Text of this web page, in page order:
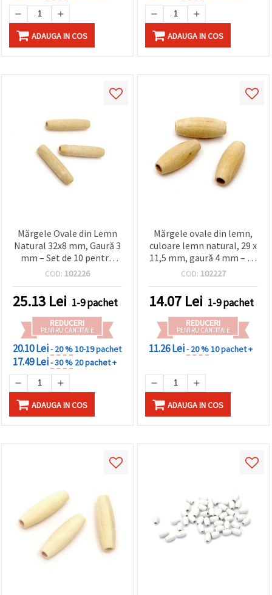
ADAUGA IN COS ADAUGA IN COS
Mărgele Ovale din Lemn
Natural 32x8 mm, Gaură 3
mm – Set de 10 pentru
Bijuterii, Brățări, Coliere,
DIY
COD: 102226
25.13 Lei 1-9 pachet
REDUCERI
PENTRU CANTITATE
20.10 Lei- 20 %10-19 pachet
17.49 Lei- 30 % 20 pachet +
ADAUGA IN COS
Mărgele ovale din lemn,
culoare lemn natural, 29 x
11,5 mm, gaură 4 mm – 10
bucăți
COD: 102227
14.07 Lei 1-9 pachet
REDUCERI
PENTRU CANTITATE
11.26 Lei- 20 %10 pachet +
ADAUGA IN COS